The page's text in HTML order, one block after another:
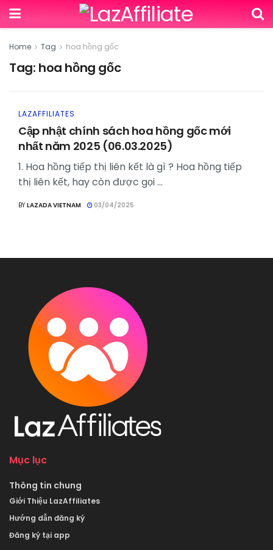
Home Tag hoa hồng gốc
Tag: hoa hồng gốc
LAZAFFILIATES
Cập nhật chính sách hoa hồng gốc mới
nhất năm 2025 (06.03.2025)
1. Hoa hồng tiếp thị liên kết là gì ? Hoa hồng tiếp
thị liên kết, hay còn được gọi ...
BY LAZADA VIETNAM 03/04/2025
Mục lục
Thông tin chung
Giới Thiệu LazAffiliates
Hướng dẫn đăng ký
Đăng ký tại app